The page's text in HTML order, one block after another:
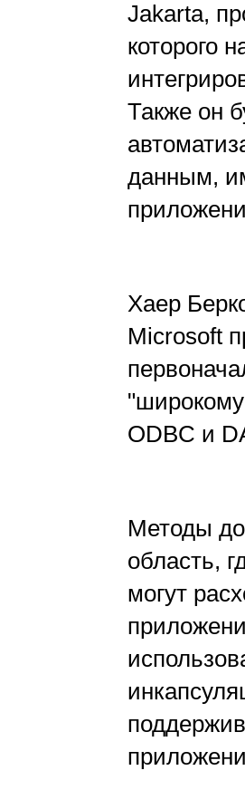
Jakarta,
которого
Также он
данным,
Хаер
Microsoft
"широкому
ODBC и
Методы
область,
могут